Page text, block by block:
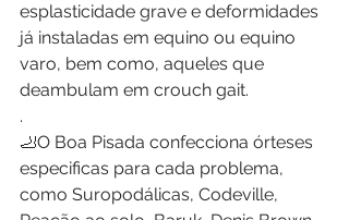
esplasticidade grave e deformidades
já instaladas em equino ou equino
varo, bem como, aqueles que
deambulam em crouch gait.
.
🦶O Boa Pisada confecciona órteses
especificas para cada problema,
como Suropodálicas, Codeville,